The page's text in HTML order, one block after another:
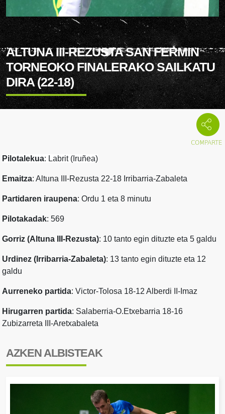
ALTUNA III-REZUSTA SAN FERMIN
TORNEOKO FINALERAKO SAILKATU
DIRA (22-18)
Pilotalekua: Labrit (Iruñea)
Emaitza: Altuna III-Rezusta 22-18 Irribarria-Zabaleta
Partidaren iraupena: Ordu 1 eta 8 minutu
Pilotakadak: 569
Gorriz (Altuna III-Rezusta): 10 tanto egin dituzte eta 5 galdu
Urdinez (Irribarria-Zabaleta): 13 tanto egin dituzte eta 12
galdu
Aurreneko partida: Victor-Tolosa 18-12 Alberdi II-Imaz
Hirugarren partida: Salaberria-O.Etxebarria 18-16
Zubizarreta III-Aretxabaleta
AZKEN ALBISTEAK